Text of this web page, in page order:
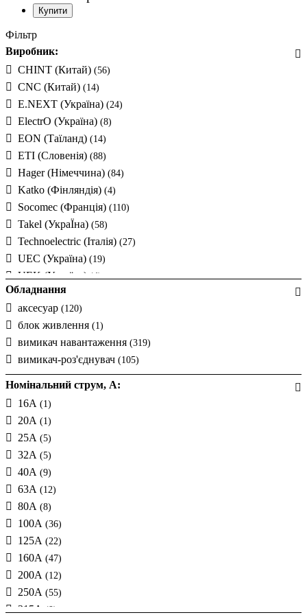
Фільтр
Виробник:
CHINT (Китай) (56)
CNC (Китай) (14)
E.NEXT (Україна) (24)
ElectrO (Україна) (8)
EON (Таїланд) (14)
ETI (Словенія) (88)
Hager (Німеччина) (84)
Katko (Фінляндія) (4)
Socomec (Франція) (110)
Takel (УкраЇна) (58)
Technoelectric (Італія) (27)
UEC (Україна) (19)
UEK (Україна) (4)
Vector VS(54)
Обладнання
аксесуар (120)
блок живлення (1)
вимикач навантаження (319)
вимикач-роз'єднувач (105)
Номінальний струм, А:
16А (1)
20А (1)
25А (5)
32А (5)
40А (9)
63А (12)
80А (8)
100А (36)
125А (22)
160А (47)
200А (12)
250А (55)
315А (9)